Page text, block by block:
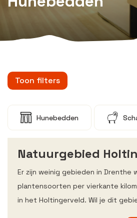
Toon filters
Hunebedden
Natuurgebied
Er zijn weinig gebieden in Drenthe
plantensoorten per vierkante
in het Holtingerveld. Wil je dit